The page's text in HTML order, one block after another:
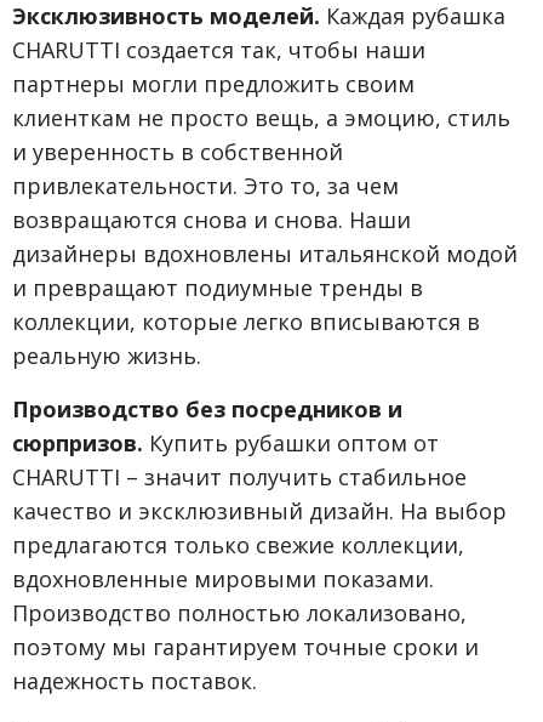
Эксклюзивность моделей. Каждая рубашка
CHARUTTI создается так, чтобы наши
партнеры могли предложить своим
клиенткам не просто вещь, а эмоцию, стиль
и уверенность в собственной
привлекательности. Это то, за чем
возвращаются снова и снова. Наши
дизайнеры вдохновлены итальянской модой
и превращают подиумные тренды в
коллекции, которые легко вписываются в
реальную жизнь.
Производство без посредников и
сюрпризов. Купить рубашки оптом от
CHARUTTI – значит получить стабильное
качество и эксклюзивный дизайн. На выбор
предлагаются только свежие коллекции,
вдохновленные мировыми показами.
Производство полностью локализовано,
поэтому мы гарантируем точные сроки и
надежность поставок.